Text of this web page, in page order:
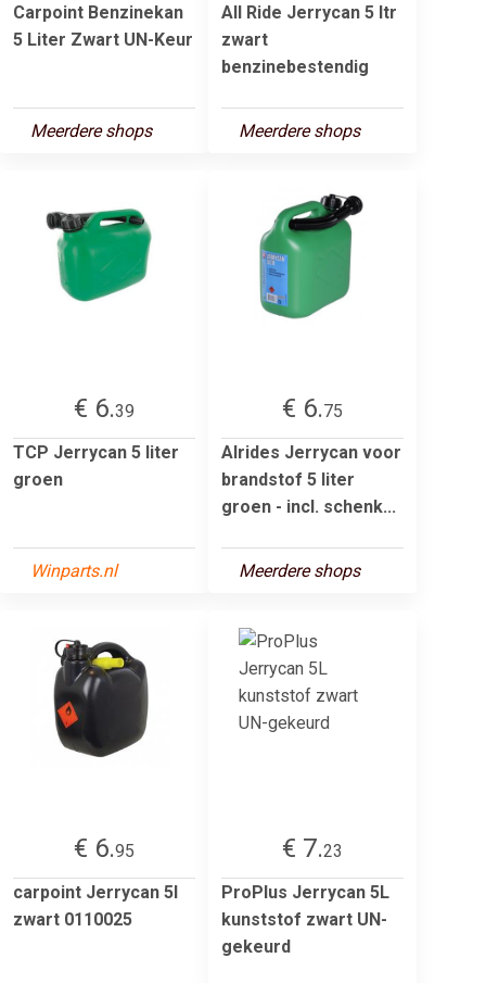
Carpoint Benzinekan
5 Liter Zwart UN-Keur
Meerdere shops
All Ride Jerrycan 5 ltr
zwart
benzinebestendig
Meerdere shops
€ 6.39
TCP Jerrycan 5 liter
groen
Winparts.nl
€ 6.75
Alrides Jerrycan voor
brandstof 5 liter
groen - incl. schenk...
Meerdere shops
€ 6.95
carpoint Jerrycan 5l
zwart 0110025
€ 7.23
ProPlus Jerrycan 5L
kunststof zwart UN-
gekeurd